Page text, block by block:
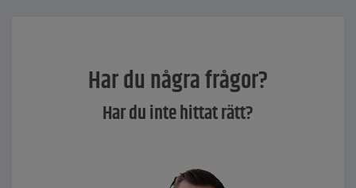
Har du några frågor?
Har du inte hittat rätt?